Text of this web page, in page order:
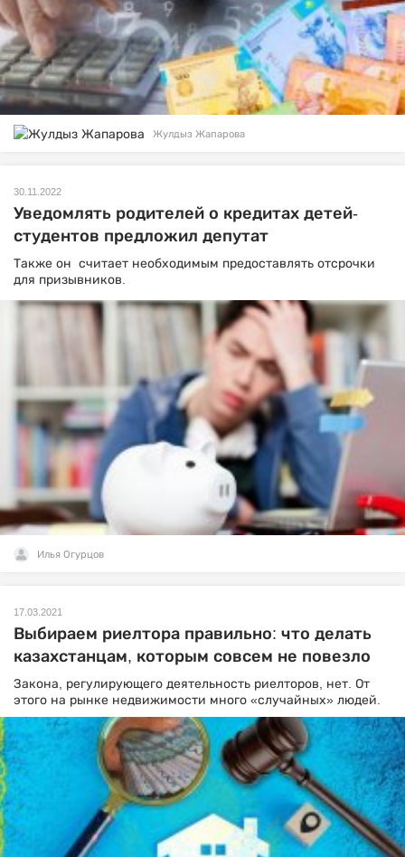
Жулдыз Жапарова
30.11.2022
Уведомлять родителей о кредитах детей-
студентов предложил депутат
Также он считает необходимым предоставлять отсрочки
для призывников.
Илья Огурцов
17.03.2021
Выбираем риелтора правильно: что делать
казахстанцам, которым совсем не повезло
Закона, регулирующего деятельность риелторов, нет. От
этого на рынке недвижимости много «случайных» людей.